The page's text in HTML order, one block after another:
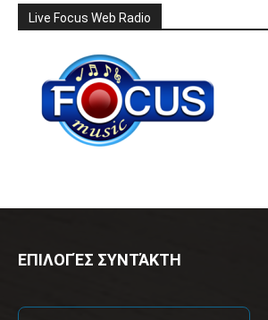
Live Focus Web Radio
ΕΠΙΛΟΓΈΣ ΣΥΝΤΆΚΤΗ